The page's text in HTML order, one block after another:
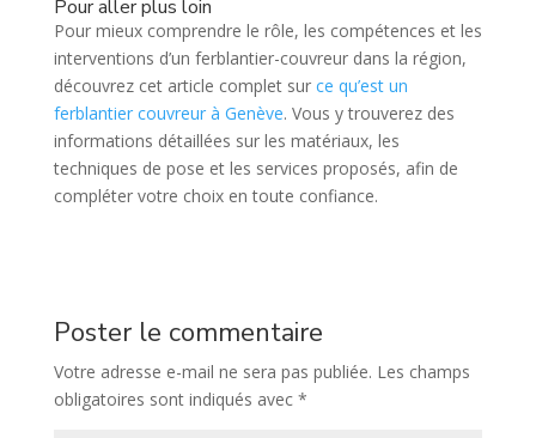
Pour aller plus loin
Pour mieux comprendre le rôle, les compétences et les
interventions d’un ferblantier-couvreur dans la région,
découvrez cet article complet sur ce qu’est un
ferblantier couvreur à Genève. Vous y trouverez des
informations détaillées sur les matériaux, les
techniques de pose et les services proposés, afin de
compléter votre choix en toute confiance.
Poster le commentaire
Votre adresse e-mail ne sera pas publiée. Les champs
obligatoires sont indiqués avec *